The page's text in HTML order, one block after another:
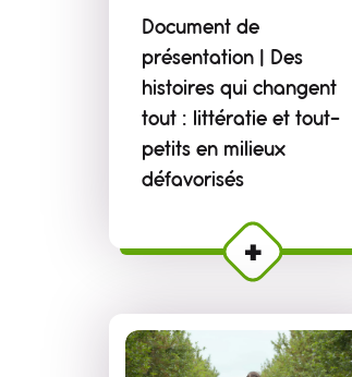
Document de
présentation | Des
histoires qui changent
tout : littératie et tout-
petits en milieux
défavorisés